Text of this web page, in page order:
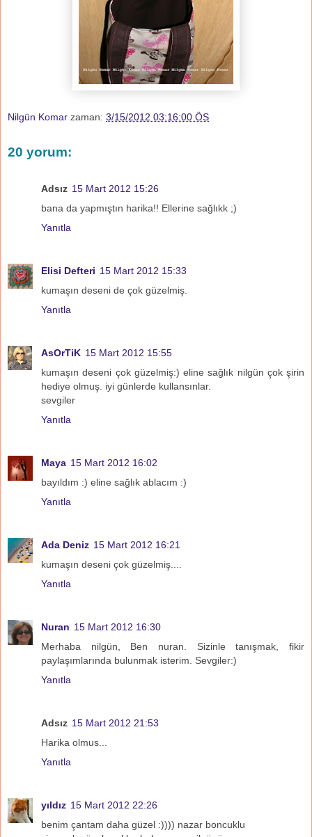
Nilgün Komar zaman: 3/15/2012 03:16:00 ÖS
20 yorum:
Adsız 15 Mart 2012 15:26
bana da yapmıştın harika!! Ellerine sağlıkk ;)
Yanıtla
Elisi Defteri 15 Mart 2012 15:33
kumaşın deseni de çok güzelmiş.
Yanıtla
AsOrTiK 15 Mart 2012 15:55
kumaşın deseni çok güzelmiş:) eline sağlık nilgün çok şirin
hediye olmuş. iyi günlerde kullansınlar.
sevgiler
Yanıtla
Maya 15 Mart 2012 16:02
bayıldım :) eline sağlık ablacım :)
Yanıtla
Ada Deniz 15 Mart 2012 16:21
kumaşın deseni çok güzelmiş....
Yanıtla
Nuran 15 Mart 2012 16:30
Merhaba nilgün, Ben nuran. Sizinle tanışmak, fikir
paylaşımlarında bulunmak isterim. Sevgiler:)
Yanıtla
Adsız 15 Mart 2012 21:53
Harika olmus...
Yanıtla
yıldız 15 Mart 2012 22:26
benim çantam daha güzel :)))) nazar boncuklu